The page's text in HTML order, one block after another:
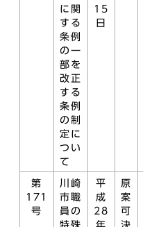
に関
する
条例
の一
部を
改正
する
条例
の制
定に
つい
て
15
日
第
171
号
川崎
市職
員の
特殊
平
成
28
年
原
案
可
決